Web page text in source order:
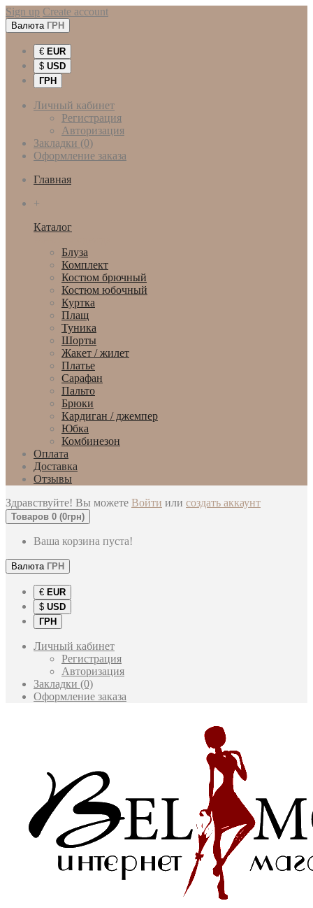
Sign up Create account
Валюта ГРН
€ EUR
$ USD
ГРН
Личный кабинет
Регистрация
Авторизация
Закладки (0)
Оформление заказа
Главная
+
Каталог
Блуза
Комплект
Костюм брючный
Костюм юбочный
Куртка
Плащ
Туника
Шорты
Жакет / жилет
Платье
Сарафан
Пальто
Брюки
Кардиган / джемпер
Юбка
Комбинезон
Оплата
Доставка
Отзывы
Здравствуйте! Вы можете Войти или создать аккаунт
Товаров 0 (0грн)
Ваша корзина пуста!
Валюта ГРН
€ EUR
$ USD
ГРН
Личный кабинет
Регистрация
Авторизация
Закладки (0)
Оформление заказа